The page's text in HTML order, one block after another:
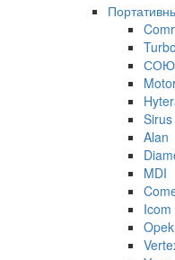
Sirus
Alan
MDI
Icom
Opek